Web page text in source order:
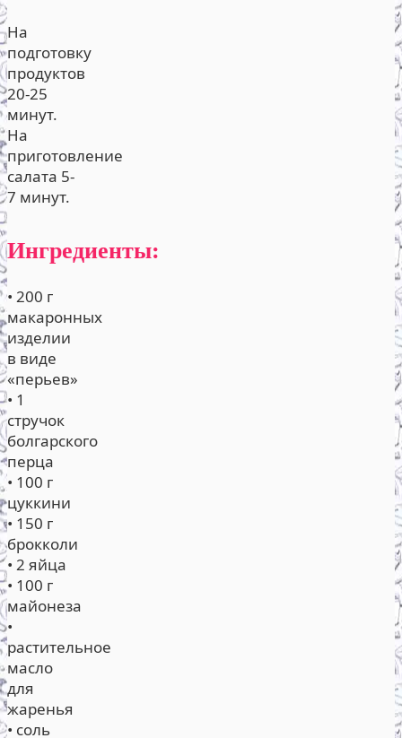
На
подготовку
продуктов
20-25
минут.
На
приготовление
салата 5-
7 минут.
Ингредиенты:
• 200 г
макаронных
изделии
в виде
«перьев»
• 1
стручок
болгарского
перца
• 100 г
цуккини
• 150 г
брокколи
• 2 яйца
• 100 г
майонеза
•
растительное
масло
для
жаренья
• соль